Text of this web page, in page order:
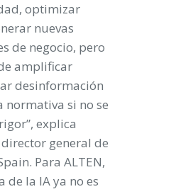
optimizar
nuevas
de negocio, pero
amplificar
desinformación
si no se
explica
general de
Para ALTEN,
de la IA ya no es